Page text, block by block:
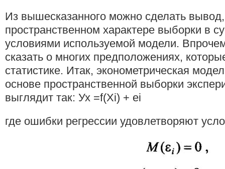
Из вышесказанного можно сделать
пространственном характере выборки в
условиями используемой модели.
сказать о многих предположениях,
статистике. Итак, эконометрическая
основе пространственной выборки
выглядит так: Ух =f(Xi) + ei
где ошибки регрессии удовлетворяют